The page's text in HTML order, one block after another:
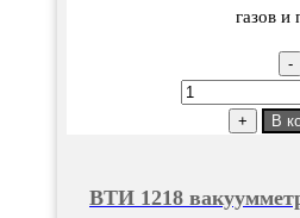
газов и
-
Количество
вакуумметр
+ В
ВТИ 1218